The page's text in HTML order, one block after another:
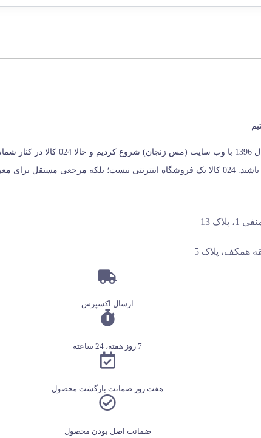
024 کالا، معتبرترین پلتفرم
خریداران کمک می‌کنیم تا انتخابی آگاهانه، هوشمندانه و به‌ صرفه داشته باشند. 024 کالا یک
13
همکف، پلاک 5
ارسال اکسپرس
7 روز هفته، 24 ساعته
هفت روز ضمانت بازگشت محصول
ضمانت اصل بودن محصول